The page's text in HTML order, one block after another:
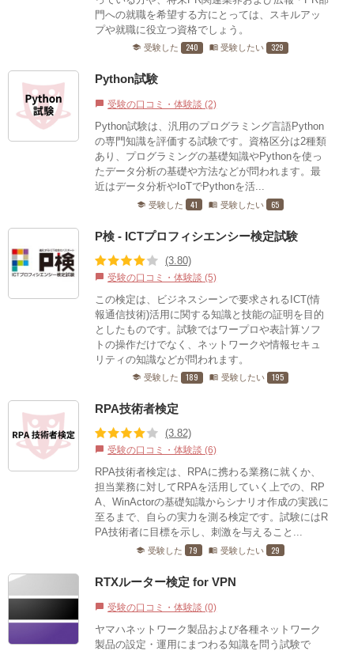
門への就職を希望する方にとっては、スキルアッ
プや就職に役立つ資格でしょう。
school 受験した 240 menu_book 受験したい 329
Python試験
chat_bubble 受験の口コミ・体験談 (2)
Python試験は、汎用のプログラミング言語Python
の専門知識を評価する試験です。資格区分は2種類
あり、プログラミングの基礎知識やPythonを使っ
たデータ分析の基礎や方法などが問われます。最
近はデータ分析やIoTでPythonを活...
school 受験した 41 menu_book 受験したい 65
P検 - ICTプロフィシエンシー検定試験
(3.80)
chat_bubble 受験の口コミ・体験談 (5)
この検定は、ビジネスシーンで要求されるICT(情
報通信技術)活用に関する知識と技能の証明を目的
としたものです。試験ではワープロや表計算ソフ
トの操作だけでなく、ネットワークや情報セキュ
リティの知識などが問われます。
school 受験した 189 menu_book 受験したい 195
RPA技術者検定
(3.82)
chat_bubble 受験の口コミ・体験談 (6)
RPA技術者検定は、RPAに携わる業務に就くか、
担当業務に対してRPAを活用していく上での、RP
A、WinActorの基礎知識からシナリオ作成の実践に
至るまで、自らの実力を測る検定です。試験にはR
PA技術者に目標を示し、刺激を与えること...
school 受験した 79 menu_book 受験したい 29
RTXルーター検定 for VPN
chat_bubble 受験の口コミ・体験談 (0)
ヤマハネットワーク製品および各種ネットワーク
製品の設定・運用にまつわる知識を問う試験で